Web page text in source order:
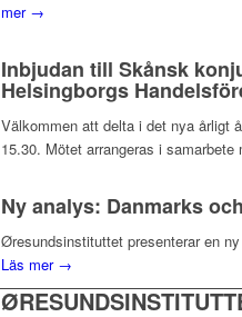
mer →
Inbjudan till Skånsk
Helsingborgs
Välkommen att delta i det nya årligt
15.30. Mötet arrangeras i
Ny analys: Danmarks
Øresundsinstituttet presenterar en
Läs mer →